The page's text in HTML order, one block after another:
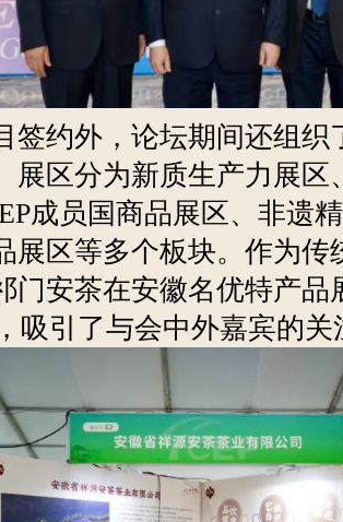
签约外，论坛期间还组织
展区分为新质生产力展区
成员国商品展区、非遗
展区等多个板块。作为传
门安茶在安徽名优特产品
吸引了与会中外嘉宾的关